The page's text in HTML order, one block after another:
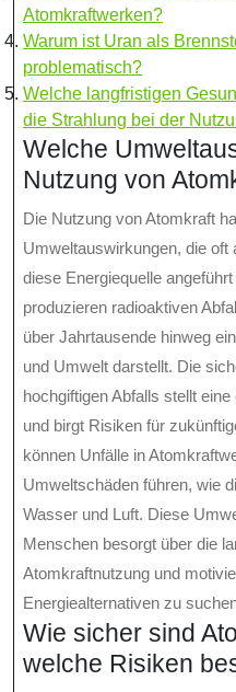
Atomkraftwerken?
Warum ist Uran als
problematisch?
Welche langfristigen
die Strahlung bei der
Welche
Nutzung von
Die Nutzung von Atomkraft
Umweltauswirkungen, die oft
diese Energiequelle
produzieren radioaktiven
über Jahrtausende hinweg
und Umwelt darstellt. Die
hochgiftigen Abfalls stellt
und birgt Risiken für
können Unfälle in
Umweltschäden führen, wie
Wasser und Luft. Diese
Menschen besorgt über die
Atomkraftnutzung und
Energiealternativen zu
Wie sicher sind
welche Risiken